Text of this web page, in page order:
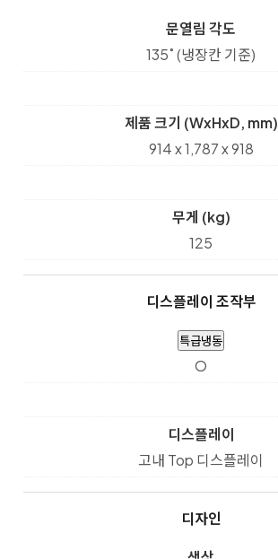
문열림 각도
135˚ (냉장칸 기준)
제품 크기 (WxHxD, mm)
914 x 1,787 x 918
무게 (kg)
125
디스플레이 조작부
특급냉동
O
디스플레이
고내 Top 디스플레이
디자인